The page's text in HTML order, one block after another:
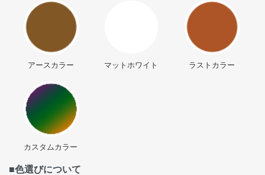
アースカラー マットホワイト ラストカラー
カスタムカラー
■色選びについて